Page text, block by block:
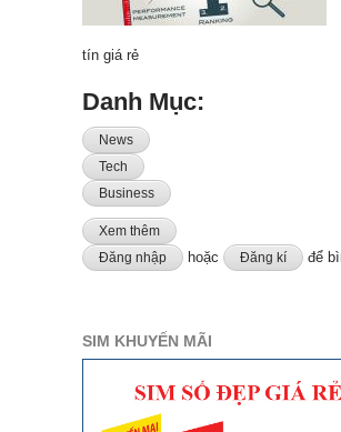
tín giá rẻ
Danh Mục:
News
Tech
Business
Xem thêm về Tư vấn web tạo thương
google uy tín giá rẻ
Đăng nhập hoặc Đăng kí để
SIM KHUYẾN MÃI